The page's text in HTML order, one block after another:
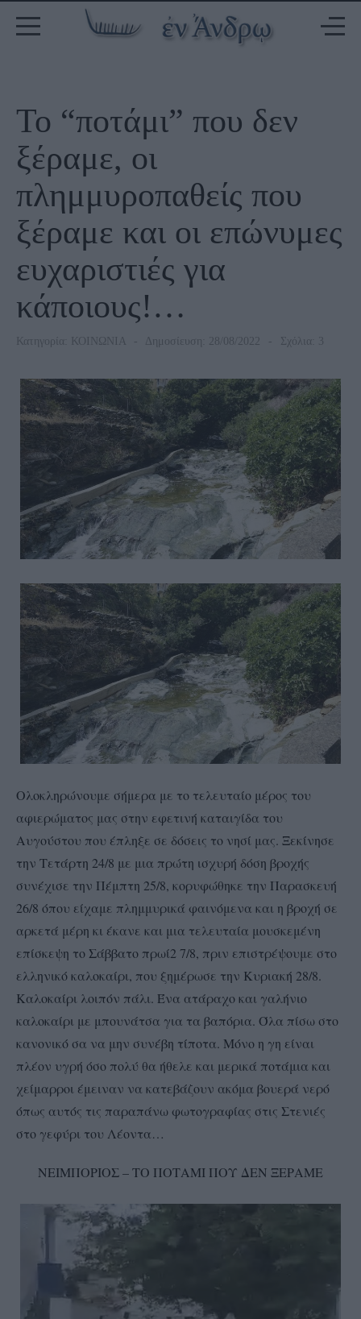
Το “ποτάμι” που δεν
ξέραμε, οι
πλημμυροπαθείς που
ξέραμε και οι επώνυμες
ευχαριστιές για
κάποιους!…
Κατηγορία: ΚΟΙΝΩΝΙΑ Δημοσίευση: 28/08/2022 Σχόλια: 3
Ολοκληρώνουμε σήμερα με το τελευταίο μέρος του
αφιερώματος μας στην εφετινή καταιγίδα του
Αυγούστου που έπληξε σε δόσεις το νησί μας. Ξεκίνησε
την Τετάρτη 24/8 με μια πρώτη ισχυρή δόση βροχής
συνέχισε την Πέμπτη 25/8, κορυφώθηκε την Παρασκευή
26/8 όπου είχαμε πλημμυρικά φαινόμενα και η βροχή σε
αρκετά μέρη κι έκανε και μια τελευταία μουσκεμένη
επίσκεψη το Σάββατο πρωί2 7/8, πριν επιστρέψουμε στο
ελληνικό καλοκαίρι, που ξημέρωσε την Κυριακή 28/8.
Καλοκαίρι λοιπόν πάλι. Ένα ατάραχο και γαλήνιο
καλοκαίρι με μπουνάτσα για τα βαπόρια. Όλα πίσω στο
κανονικό σα να μην συνέβη τίποτα. Μόνο η γη είναι
πλέον υγρή όσο πολύ θα ήθελε και μερικά ποτάμια και
χείμαρροι έμειναν να κατεβάζουν ακόμα βουερά νερό
όπως αυτός τις παραπάνω φωτογραφίας στις Στενιές
στο γεφύρι του Λέοντα…
ΝΕΙΜΠΟΡΙΟΣ – ΤΟ ΠΟΤΑΜΙ ΠΟΥ ΔΕΝ ΞΕΡΑΜΕ